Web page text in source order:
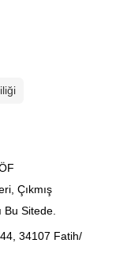
Çıkmış
Bu Sitede.
34107 Fatih/